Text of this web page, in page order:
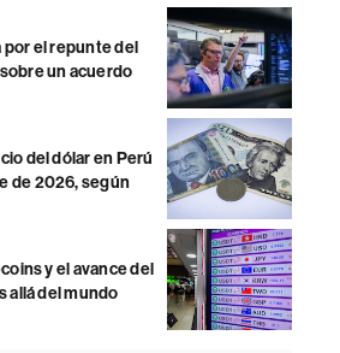
por el repunte del
un acuerdo
del dólar en Perú
de 2026, según
y el avance del
allá del mundo